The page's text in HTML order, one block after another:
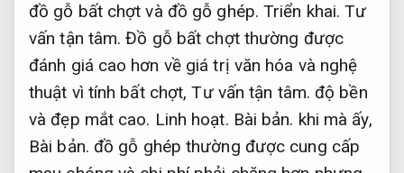
đồ gỗ bất chợt và đồ gỗ ghép. Triển khai. Tư
vấn tận tâm. Đồ gỗ bất chợt thường được
đánh giá cao hơn về giá trị văn hóa và nghệ
thuật vì tính bất chợt,Tư vấn tận tâm. độ bền
và đẹp mắt cao. Linh hoạt. Bài bản. khi mà ấy,
Bài bản. đồ gỗ ghép thường được cung cấp